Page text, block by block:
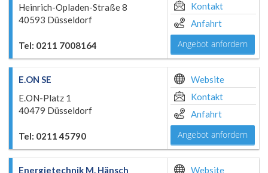
Heinrich-Opladen-Straße 8
40593 Düsseldorf
Tel: 0211 7008164
Kontakt
Anfahrt
Angebot anfordern
E.ON SE
E.ON-Platz 1
40479 Düsseldorf
Tel: 0211 45790
Website
Kontakt
Anfahrt
Angebot anfordern
Energietechnik M. Hänsch Website